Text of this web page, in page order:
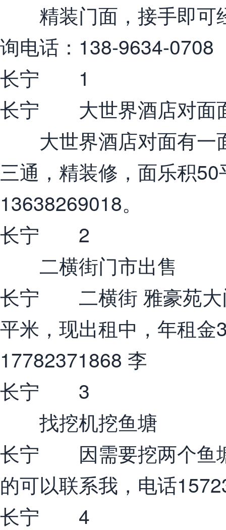
精装门面，接手即可
询电话：138-9634-0708
长宁 1
长宁 大世界酒店对面
大世界酒店对面有一
三通，精装修，面乐积
13638269018。
长宁 2
二横街门市出售
长宁 二横街 雅豪苑大
平米，现出租中，年租
17782371868 李
长宁 3
找挖机挖鱼塘
长宁 因需要挖两个鱼
的可以联系我，电话
长宁 4